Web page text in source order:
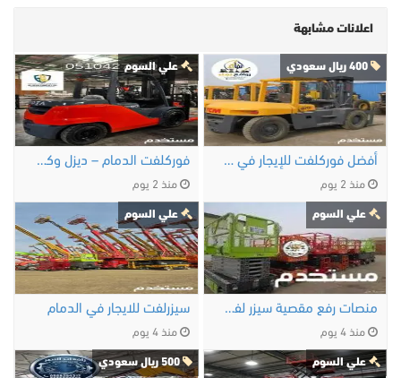
اعلانات مشابهة
أفضل فوركلفت للإيجار في الدمام | ديزل، …
منذ 2 يوم
علي السوم
فوركلفت الدمام – ديزل وكهرباء وغاز LPG
منذ 2 يوم
علي السوم
منصات رفع مقصية سيزر لفت الدمام 8 متر 10 متر 12 …
منذ 4 يوم
علي السوم
سيزرلفت للايجار في الدمام
منذ 4 يوم
علي السوم 500 ريال سعودي